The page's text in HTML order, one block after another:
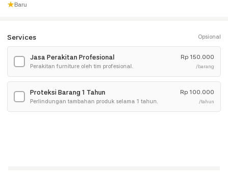
★Baru
Services Opsional
Jasa Perakitan Profesional
Perakitan furniture oleh tim profesional.
Rp 150.000
/barang
Proteksi Barang 1 Tahun
Perlindungan tambahan produk selama 1 tahun.
Rp 100.000
/tahun